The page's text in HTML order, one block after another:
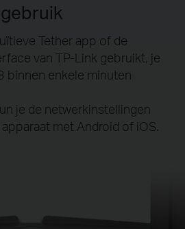
Tether app of de
van TP-Link gebruikt, je
binnen enkele minuten
je de netwerkinstellingen
met Android of iOS.